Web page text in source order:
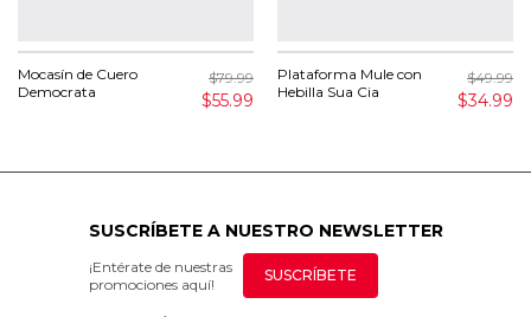
Mocasín de Cuero
Democrata
$79.99
$55.99
Plataforma Mule con
Hebilla Sua Cia
$49.99
$34.99
SUSCRÍBETE A NUESTRO NEWSLETTER
¡Entérate de nuestras
promociones aquí!
SUSCRÍBETE